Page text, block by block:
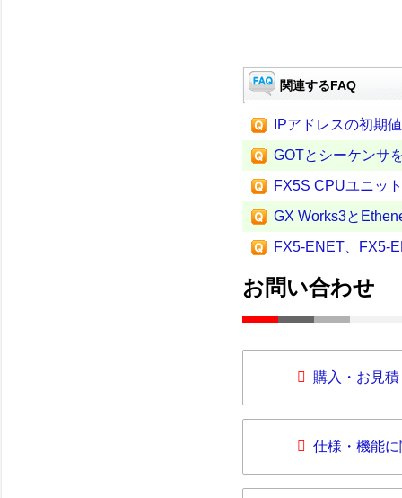
関連するFAQ
IPアドレスの初期
GOTとシーケンサ
FX5S CPUユニッ
GX Works3と
FX5-ENET、FX5-
お問い合わせ
購入・お見
仕様・機能